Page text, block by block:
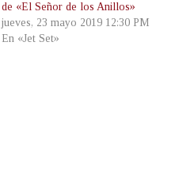
de «El Señor de los Anillos»
jueves, 23 mayo 2019 12:30 PM
En «Jet Set»